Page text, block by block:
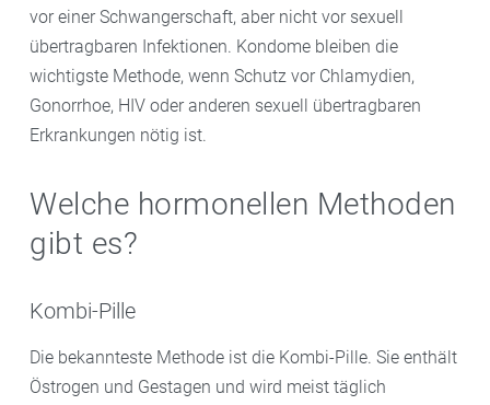
vor einer Schwangerschaft, aber nicht vor sexuell
übertragbaren Infektionen. Kondome bleiben die
wichtigste Methode, wenn Schutz vor Chlamydien,
Gonorrhoe, HIV oder anderen sexuell übertragbaren
Erkrankungen nötig ist.
Welche hormonellen Methoden
gibt es?
Kombi-Pille
Die bekannteste Methode ist die Kombi-Pille. Sie enthält
Östrogen und Gestagen und wird meist täglich